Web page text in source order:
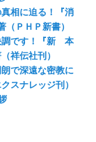
相に迫る！『消
ＰＨＰ新書）
調です！『新 本
祥伝社刊）
で深遠な密教に
スナレッジ刊）